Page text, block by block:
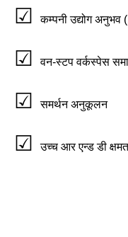
कम्पनी उद्योग अनुभव
वन-स्टप वर्कस्पेस
समर्थन अनुकूलन
उच्च आर एन्ड डी